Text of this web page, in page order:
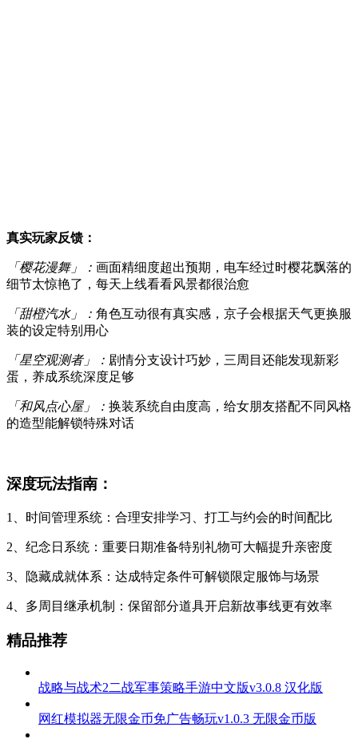
真实玩家反馈：
「樱花漫舞」：画面精细度超出预期，电车经过时樱花飘落的
装的设定特别用心
「星空观测者」：
蛋，养成系统深度足够
「和风点心屋」：换装系统自由度高，给女朋友搭配不同风格
的造型能解锁特殊对话